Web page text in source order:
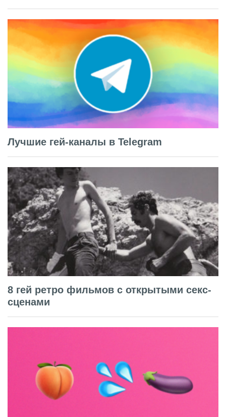
Лучшие гей-каналы в Telegram
8 гей ретро фильмов с открытыми секс-
сценами